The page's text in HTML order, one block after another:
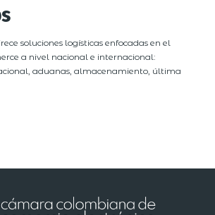
soluciones logísticas enfocadas en el
a nivel nacional e internacional:
aduanas, almacenamiento, última